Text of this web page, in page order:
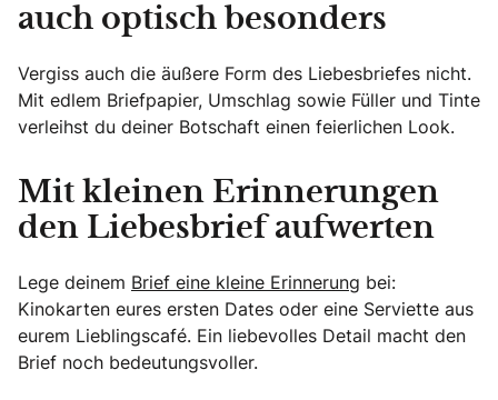
auch optisch besonders
Vergiss auch die äußere Form des Liebesbriefes nicht.
Mit edlem Briefpapier, Umschlag sowie Füller und Tinte
verleihst du deiner Botschaft einen feierlichen Look.
Mit kleinen Erinnerungen
den Liebesbrief aufwerten
Lege deinem Brief eine kleine Erinnerung bei:
Kinokarten eures ersten Dates oder eine Serviette aus
eurem Lieblingscafé. Ein liebevolles Detail macht den
Brief noch bedeutungsvoller.